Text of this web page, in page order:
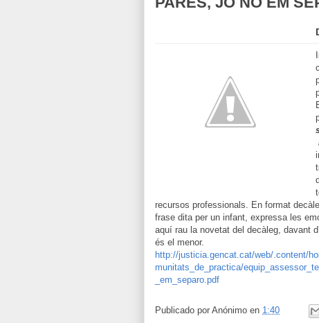
recursos professionals. En format
frase dita per un infant, expressa les
aquí rau la novetat del decàleg, davant
és el menor.
http://justicia.gencat.cat/web/.content/
munitats_de_practica/
_em_separo.pdf
Publicado por Anónimo en 1:40